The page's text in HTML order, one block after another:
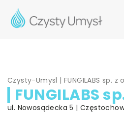
Czysty-Umysl |FUNGILABS sp. z
FUNGILABS
ul. Nowosądecka 5 |